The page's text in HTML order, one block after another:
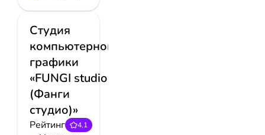
Студия
компьютерной
графики
«FUNGI studio
(Фанги
студио)»
Рейтинг 4,1